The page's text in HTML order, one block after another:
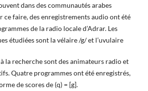
dans des communautés arabes
ce faire, des enregistrements audio ont été
de la radio locale d’Adrar. Les
étudiées sont la vélaire /g/ et l’uvulaire
la recherche sont des animateurs radio et
Quatre programmes ont été enregistrés,
de scores de (q) = [g].